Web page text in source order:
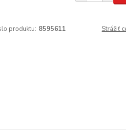
produktu: 8595611 Strážiť